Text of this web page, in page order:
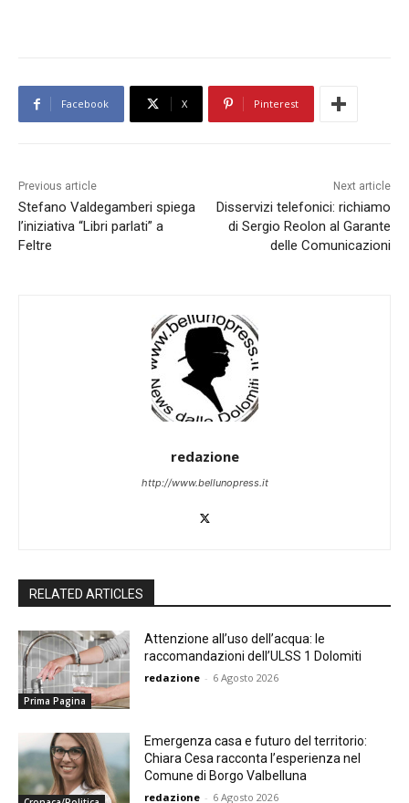
Facebook X Pinterest
Previous article
Stefano Valdegamberi spiega
l’iniziativa “Libri parlati” a
Feltre
Next article
Disservizi telefonici: richiamo
di Sergio Reolon al Garante
delle Comunicazioni
redazione
http://www.bellunopress.it
RELATED ARTICLES
Prima Pagina
Attenzione all’uso dell’acqua: le
raccomandazioni dell’ULSS 1 Dolomiti
redazione - 6 Agosto 2026
Emergenza casa e futuro del territorio:
Chiara Cesa racconta l’esperienza nel
Comune di Borgo Valbelluna
redazione - 6 Agosto 2026